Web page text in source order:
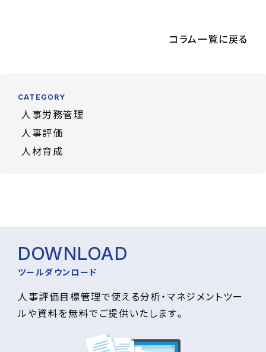
コラム一覧に戻る
CATEGORY
人事労務管理
人事評価
人材育成
DOWNLOAD
ツールダウンロード
人事評価目標管理で使える分析・マネジメントツー
ルや資料を無料でご提供いたします。